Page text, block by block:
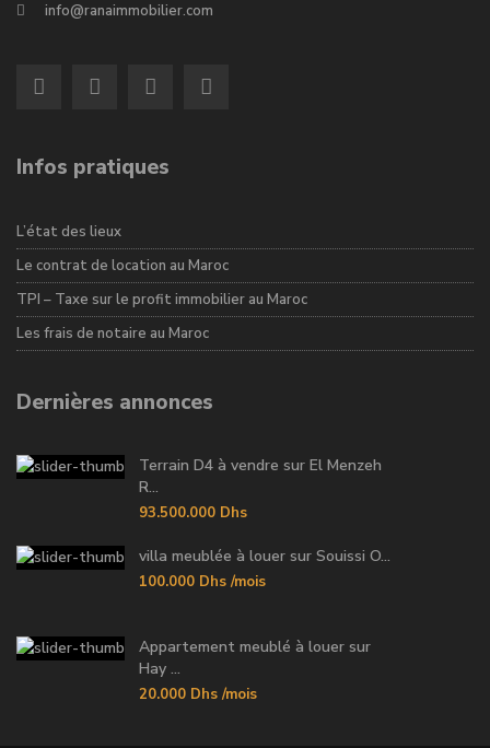
info@ranaimmobilier.com
Infos pratiques
L’état des lieux
Le contrat de location au Maroc
TPI – Taxe sur le profit immobilier au Maroc
Les frais de notaire au Maroc
Dernières annonces
Terrain D4 à vendre sur El Menzeh
R...
93.500.000 Dhs
villa meublée à louer sur Souissi O...
100.000 Dhs /mois
Appartement meublé à louer sur
Hay ...
20.000 Dhs /mois